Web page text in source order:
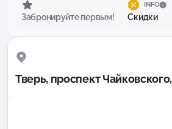
Забронируйте первым!
INFO
Скидки
Тверь, проспект